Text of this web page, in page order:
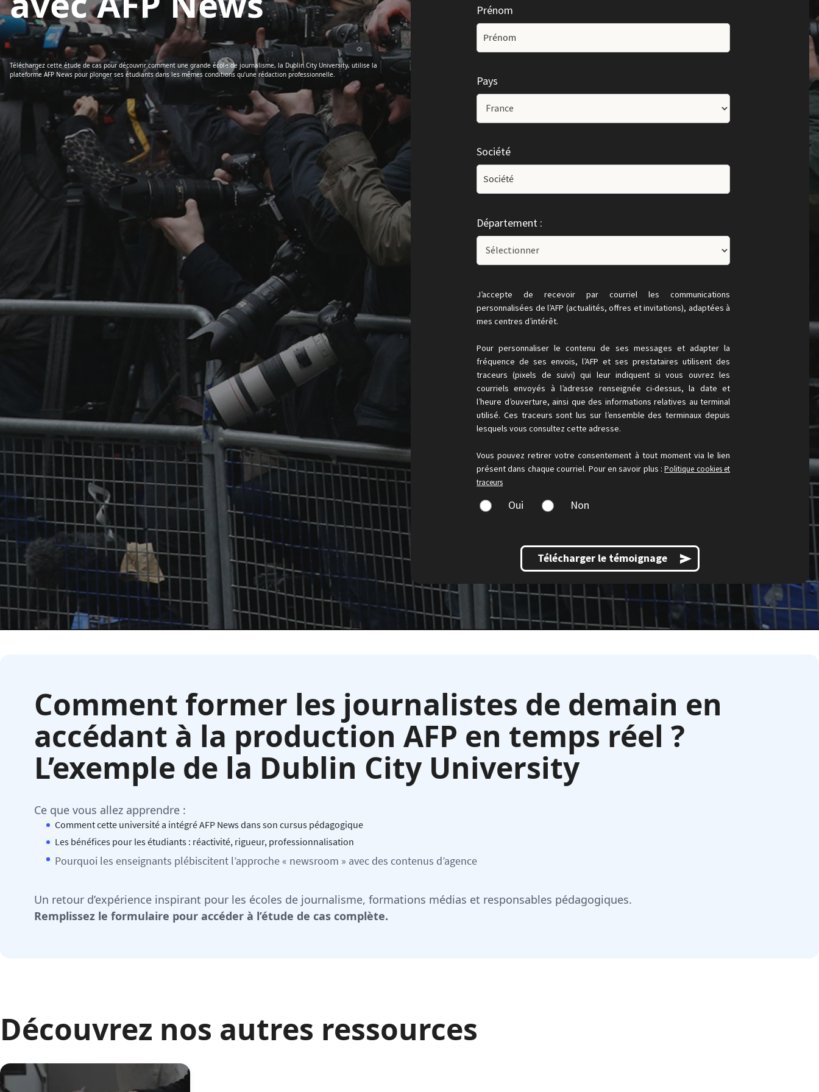
Téléchargez cette étude de cas pour découvrir comment une grande école de journalisme, la Dublin City University, utilise la
plateforme AFP News pour plonger ses étudiants dans les mêmes conditions qu’une rédaction professionnelle.
Prénom
Pays
Société
Département :
J’accepte de recevoir par courriel les communications
personnalisées de l’AFP (actualités, offres et invitations), adaptées à
mes centres d’intérêt.
Pour personnaliser le contenu de ses messages et adapter la
fréquence de ses envois, l’AFP et ses prestataires utilisent des
traceurs (pixels de suivi) qui leur indiquent si vous ouvrez les
courriels envoyés à l’adresse renseignée ci-dessus, la date et
l’heure d’ouverture, ainsi que des informations relatives au terminal
utilisé. Ces traceurs sont lus sur l’ensemble des terminaux depuis
lesquels vous consultez cette adresse.
Vous pouvez retirer votre consentement à tout moment via le lien
présent dans chaque courriel. Pour en savoir plus :Politique cookies et
traceurs
Oui Non
Télécharger le témoignage
Comment former les journalistes de demain en
accédant à la production AFP en temps réel ?
L’exemple de la Dublin City University
Ce que vous allez apprendre :
Comment cette université a intégré AFP News dans son cursus pédagogique
Les bénéfices pour les étudiants : réactivité, rigueur, professionnalisation
Pourquoi les enseignants plébiscitent l’approche « newsroom » avec des contenus d’agence
Un retour d’expérience inspirant pour les écoles de journalisme, formations médias et responsables pédagogiques.
Remplissez le formulaire pour accéder à l’étude de cas complète.
Découvrez nos autres ressources